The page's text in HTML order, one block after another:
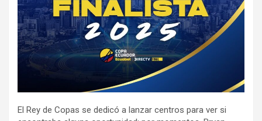
El Rey de Copas se dedicó a lanzar centros para ver si